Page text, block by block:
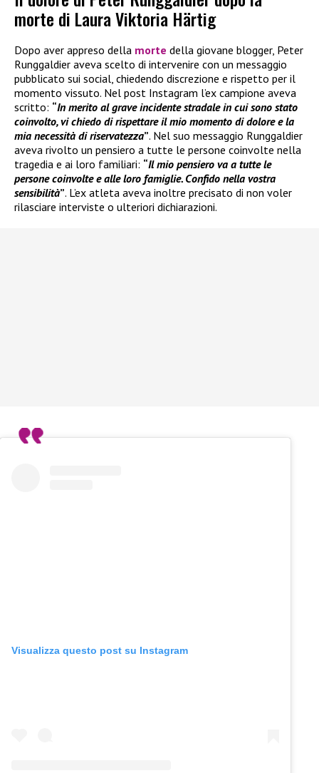
morte di Laura Viktoria Härtig
Dopo aver appreso della morte della giovane blogger, Peter
Runggaldier aveva scelto di intervenire con un messaggio
pubblicato sui social, chiedendo discrezione e rispetto per il
momento vissuto. Nel post Instagram l’ex campione aveva
scritto: “In merito al grave incidente stradale in cui sono stato
coinvolto, vi chiedo di rispettare il mio momento di dolore e la
mia necessità di riservatezza”. Nel suo messaggio Runggaldier
aveva rivolto un pensiero a tutte le persone coinvolte nella
tragedia e ai loro familiari: “Il mio pensiero va a tutte le
persone coinvolte e alle loro famiglie. Confido nella vostra
sensibilità”. L’ex atleta aveva inoltre precisato di non voler
rilasciare interviste o ulteriori dichiarazioni.
Visualizza questo post su Instagram